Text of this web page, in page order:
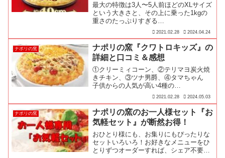
最大の特徴は3人〜5人前ほどのXLサイズ
という大きさと、その上に乗った1kgの
重さのたっぷりすぎる…
2021.02.28 2024.04.24
ナポリの窯
ナポリの窯『クワトロキッズ』の
詳細と口コミ＆感想
①クリーミィコーン、②テリマヨ炭火焼
きチキン、③ツナ男爵、④タマちゃん
子供からの人気が高い4種の…
2021.02.28 2024.05.03
ナポリの窯
ナポリの窯のお一人様セット『お
気軽セット』が断然お得！
おひとり様にも、お集りにもぴったりな
セットいろいろ！お好きなメニューをひ
とりずつオーダーすれば、シェア不要